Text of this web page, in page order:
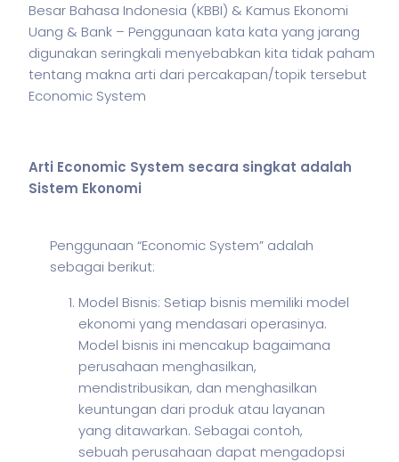
Besar Bahasa Indonesia (KBBI) & Kamus Ekonomi
Uang & Bank – Penggunaan kata kata yang jarang
digunakan seringkali menyebabkan kita tidak paham
tentang makna arti dari percakapan/topik tersebut
Economic System
Arti Economic System secara singkat adalah
Sistem Ekonomi
Penggunaan “Economic System” adalah
sebagai berikut:
Model Bisnis: Setiap bisnis memiliki model
ekonomi yang mendasari operasinya.
Model bisnis ini mencakup bagaimana
perusahaan menghasilkan,
mendistribusikan, dan menghasilkan
keuntungan dari produk atau layanan
yang ditawarkan. Sebagai contoh,
sebuah perusahaan dapat mengadopsi